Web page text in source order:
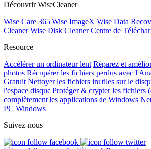
Découvrir WiseCleaner
Wise Care 365 Wise ImageX Wise Data
Cleaner Wise Disk Cleaner Centre de
Resource
Accélérer un ordinateur lent Réparez et
photos Récupérer les fichiers perdus avec
Gratuit Nettoyer les fichiers inutiles sur le
l'espace disque Protéger & crypter les fichiers
complètement les applications de Windows
PC Windows
Suivez-nous